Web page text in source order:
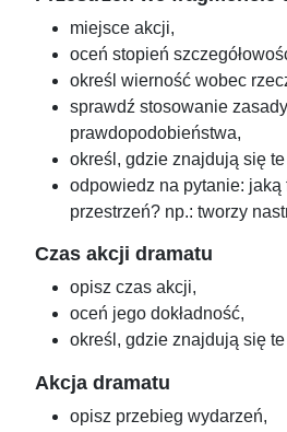
miejsce akcji,
oceń stopień
określ wierność wobec
sprawdź stosowanie zasady
prawdopodobieństwa,
określ, gdzie znajdują się
odpowiedz na pytanie: jaką
przestrzeń? np.: tworzy
Czas akcji dramatu
opisz czas akcji,
oceń jego dokładność,
określ, gdzie znajdują się
Akcja dramatu
opisz przebieg wydarzeń,